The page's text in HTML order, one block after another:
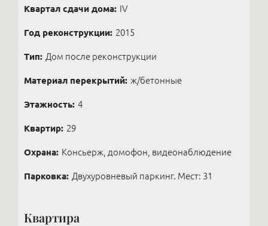
Квартал сдачи дома: IV
Год реконструкции: 2015
Тип: Дом после реконструкции
Материал перекрытий: ж/бетонные
Этажность: 4
Квартир: 29
Охрана: Консьерж, домофон, видеонаблюдение
Парковка: Двухуровневый паркинг. Мест: 31
Квартира